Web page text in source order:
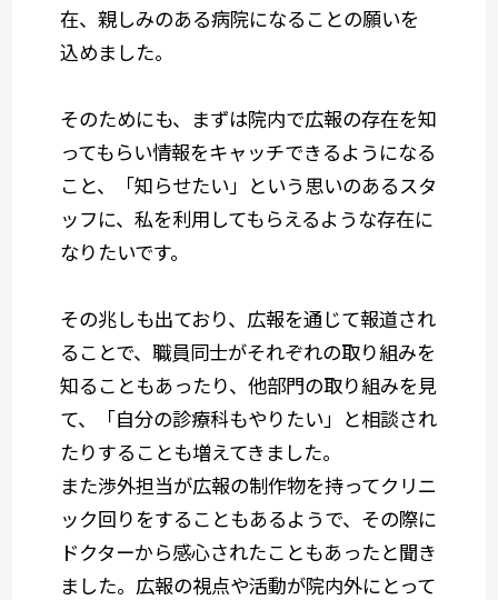
在、親しみのある病院になることの願いを
込めました。
そのためにも、まずは院内で広報の存在を知
ってもらい情報をキャッチできるようになる
こと、「知らせたい」という思いのあるスタ
ッフに、私を利用してもらえるような存在に
なりたいです。
その兆しも出ており、広報を通じて報道され
ることで、職員同士がそれぞれの取り組みを
知ることもあったり、他部門の取り組みを見
て、「自分の診療科もやりたい」と相談され
たりすることも増えてきました。
また渉外担当が広報の制作物を持ってクリニ
ック回りをすることもあるようで、その際に
ドクターから感心されたこともあったと聞き
ました。広報の視点や活動が院内外にとって